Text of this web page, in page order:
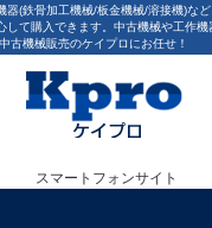
器(鉄骨加工機械/板金機械/溶接機)な
して購入できます。中古機械や工作
古機械販売のケイプロにお任せ！
スマートフォンサイト